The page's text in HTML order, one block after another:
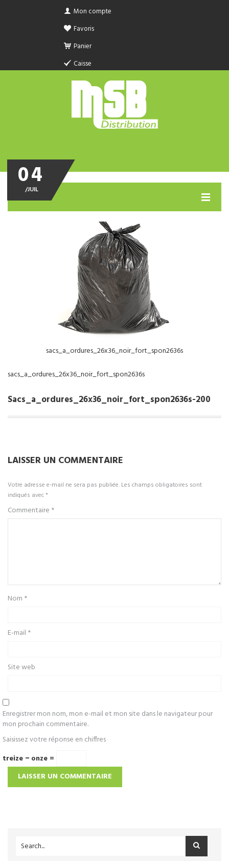
Mon compte
Favoris
Panier
Caisse
MENU
PRODUIT SANITAIRE.COM
QUI SOMMES-NOUS
CONTACTEZ NOUS
sacs_a_ordures_26x36_noir_fort_spon2636s
sacs_a_ordures_26x36_noir_fort_spon2636s
04
/JUIL
Sacs_a_ordures_26x36_noir_fort_spon2636s-200
LAISSER UN COMMENTAIRE
Votre adresse e-mail ne sera pas publiée. Les champs obligatoires sont
indiqués avec*
Commentaire *
Nom *
E-mail *
Site web
Enregistrer mon nom, mon e-mail et mon site dans le navigateur pour
mon prochain commentaire.
Saisissez votre réponse en chiffres
treize − onze =